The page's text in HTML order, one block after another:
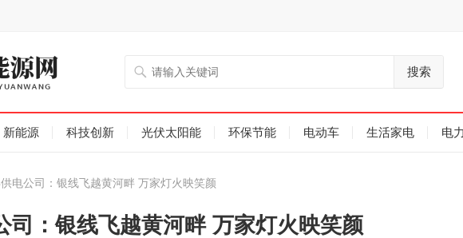
搜索
新能源 科技创新 光伏太阳能 环保节能 电动车 生活家电 电
电公司：银线飞越黄河畔 万家灯火映笑颜
司：银线飞越黄河畔 万家灯火映笑颜